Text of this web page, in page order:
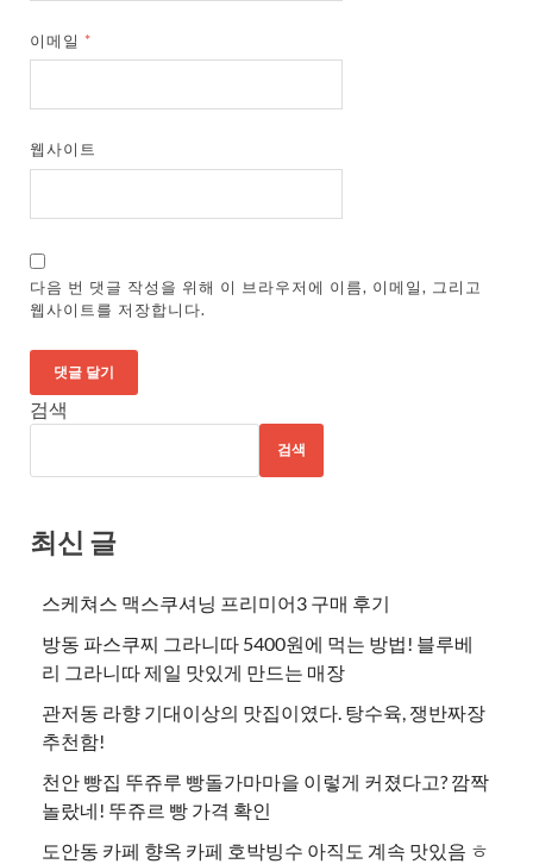
이메일 *
웹사이트
다음 번 댓글 작성을 위해 이 브라우저에 이름, 이메일, 그리고
웹사이트를 저장합니다.
검색
검색
최신 글
스케쳐스 맥스쿠셔닝 프리미어3 구매 후기
방동 파스쿠찌 그라니따 5400원에 먹는 방법! 블루베
리 그라니따 제일 맛있게 만드는 매장
관저동 라향 기대이상의 맛집이였다. 탕수육, 쟁반짜장
추천함!
천안 빵집 뚜쥬루 빵돌가마마을 이렇게 커졌다고? 깜짝
놀랐네! 뚜쥬르 빵 가격 확인
도안동 카페 향옥 카페 호박빙수 아직도 계속 맛있음 ㅎ